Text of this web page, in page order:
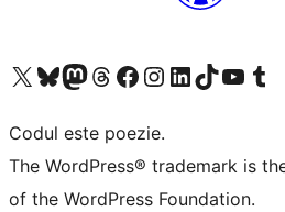
Mergi la contul nostru X (fost Twitter)
Vizitează contul nostru Bluesky
Vizitează contul nostru Mastodon
Vizitează contul nostru Threads
Vizitează pagina noastră Facebook
Vizitează-ne pe Instagram
Vizitează-ne pe LinkedIn
Vizitează contul nostru TikTok
Vizitează canalul
Vizitează
Codul este poezie.
The WordPress® trademark is
of the WordPress Foundation.